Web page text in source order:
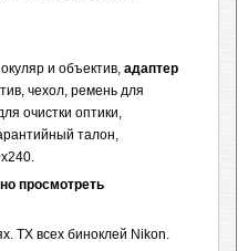
и объектив, адаптер
чехол, ремень для
очистки оптики,
талон,
просмотреть
ТХ всех биноклей Nikon.